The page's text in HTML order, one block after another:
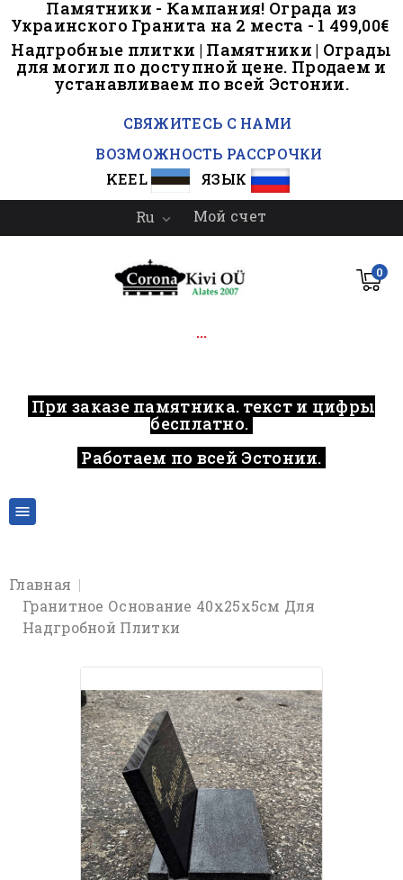
Памятники - Кампания! Ограда из
Украинского Гранита на 2 места - 1 499,00€
Надгробные плитки | Памятники | Ограды
для могил по доступной цене. Продаем и
устанавливаем по всей Эстонии.
СВЯЖИТЕСЬ С НАМИ
ВОЗМОЖНОСТЬ РАССРОЧКИ
KEEL
ЯЗЫК
Мой счет
Ru 
0
...
При заказе памятника, текст и цифры
бесплатно.
Работаем по всей Эстонии.

Главная
Гранитное Основание 40х25х5см Для
Надгробной Плитки